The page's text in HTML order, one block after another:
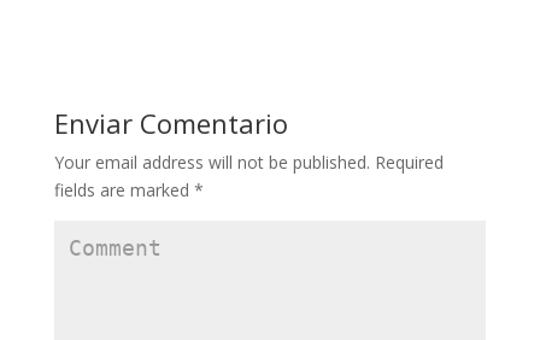
Enviar Comentario
Your email address will not be published. Required
fields are marked *